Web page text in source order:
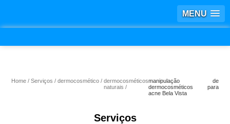
MENU
Home Serviços dermocosmético
dermocosméticos
naturais
manipulação de
dermocosméticos para
acne Bela Vista
Serviços